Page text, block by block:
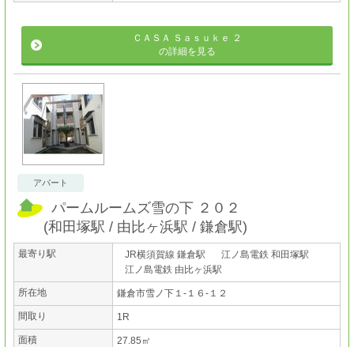
ＣＡＳＡ Ｓａｓｕｋｅ ２
の詳細を見る
アパート
パームルームズ雪の下 ２０２
(和田塚駅 由比ヶ浜駅 鎌倉駅)
最寄り駅 JR横須賀線 鎌倉駅
江ノ島電鉄 和田塚駅
江ノ島電鉄 由比ヶ浜駅
所在地 鎌倉市雪ノ下１-１６-１２
間取り 1R
面積 27.85㎡